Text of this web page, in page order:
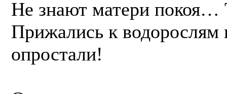
Не знают матери покоя…
Прижались к водорослям
опростали!